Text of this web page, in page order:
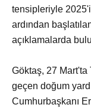
tensipleriyle
ardından
açıklamalarda
Göktaş, 27
geçen doğum
Cumhurbaşkanı